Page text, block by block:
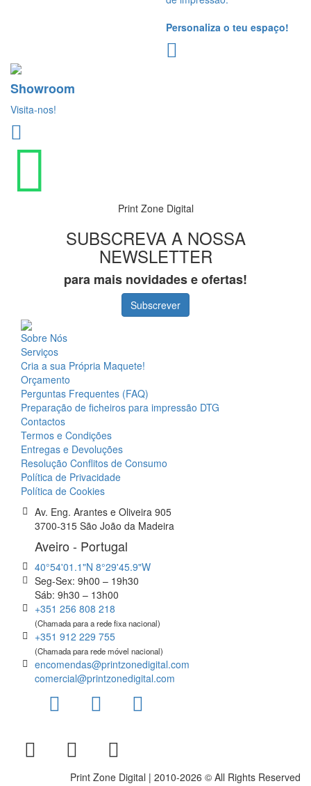
Personaliza o teu espaço!
Showroom
Visita-nos!
Print Zone Digital
SUBSCREVA A NOSSA
NEWSLETTER
para mais novidades e ofertas!
Subscrever
Sobre Nós
Serviços
Cria a sua Própria Maquete!
Orçamento
Perguntas Frequentes (FAQ)
Preparação de ficheiros para impressão DTG
Contactos
Termos e Condições
Entregas e Devoluções
Resolução Conflitos de Consumo
Política de Privacidade
Política de Cookies
Av. Eng. Arantes e Oliveira 905
3700-315 São João da Madeira
Aveiro - Portugal
40°54'01.1"N 8°29'45.9"W
Seg-Sex: 9h00 – 19h30
Sáb: 9h30 – 13h00
+351 256 808 218
(Chamada para a rede fixa nacional)
+351 912 229 755
(Chamada para rede móvel nacional)
encomendas@printzonedigital.com
comercial@printzonedigital.com
Print Zone Digital | 2010-2026 © All Rights Reserved